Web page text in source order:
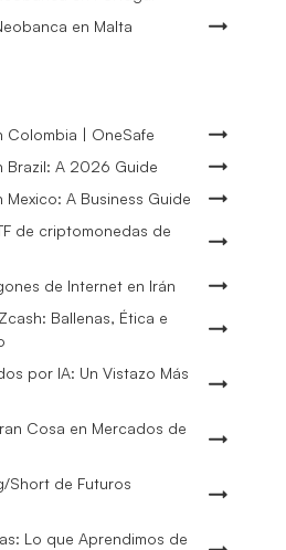
en Malta
Colombia | OneSafe
Brazil: A 2026 Guide
A Business Guide
de criptomonedas de
de Internet en Irán
Ballenas, Ética e
por IA: Un Vistazo Más
Cosa en Mercados de
Short de Futuros
Lo que Aprendimos de